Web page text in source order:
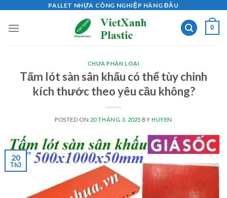
content
PALLET NHỰA CÔNG NGHIỆP HÀNG ĐẦU
0
CHƯA PHÂN LOẠI
Tấm lót sàn sân khấu có thể tùy chỉnh
kích thước theo yêu cầu không?
POSTED ON 20 THÁNG 3, 2025 BY HUYEN
20
Th3